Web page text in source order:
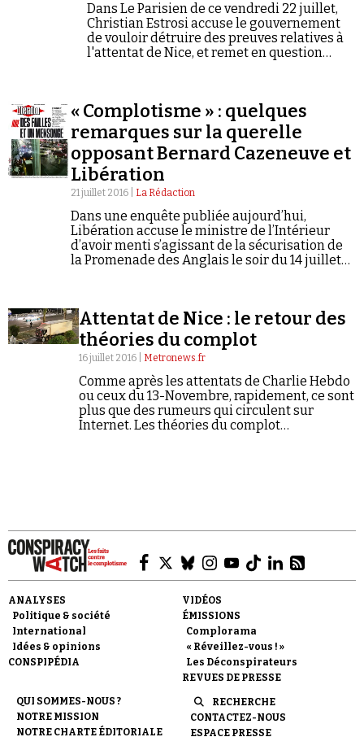
Dans Le Parisien de ce vendredi 22 juillet,
Christian Estrosi accuse le gouvernement
de vouloir détruire des preuves relatives à
l'attentat de Nice, et remet en question
« Complotisme » : quelques
remarques sur la querelle
opposant Bernard Cazeneuve et
Libération
21 juillet 2016 | La Rédaction
Dans une enquête publiée aujourd’hui,
Libération accuse le ministre de l’Intérieur
d’avoir menti s’agissant de la sécurisation de
la Promenade des Anglais le soir du 14 juillet
Attentat de Nice : le retour des
théories du complot
16 juillet 2016 | Metronews.fr
Comme après les attentats de Charlie Hebdo
ou ceux du 13-Novembre, rapidement, ce sont
plus que des rumeurs qui circulent sur
Internet. Les théories du complot
ANALYSES
Politique & société
International
Idées & opinions
CONSPIPÉDIA
VIDÉOS
ÉMISSIONS
Complorama
« Réveillez-vous ! »
Les Déconspirateurs
REVUES DE PRESSE
QUI SOMMES-NOUS ?
NOTRE MISSION
NOTRE CHARTE ÉDITORIALE
RECHERCHE
CONTACTEZ-NOUS
ESPACE PRESSE